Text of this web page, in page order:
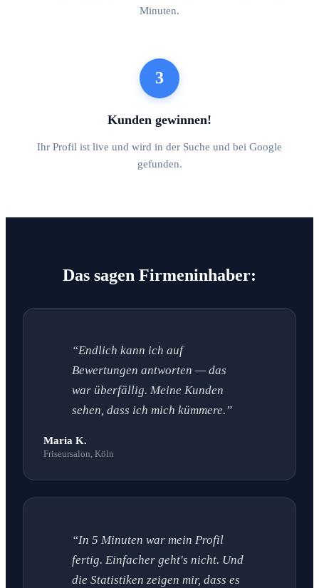
Minuten.
3
Kunden gewinnen!
Ihr Profil ist live und wird in der Suche und bei Google
gefunden.
Das sagen Firmeninhaber:
“Endlich kann ich auf
Bewertungen antworten — das
war überfällig. Meine Kunden
sehen, dass ich mich kümmere.”
Maria K.
Friseursalon, Köln
“In 5 Minuten war mein Profil
fertig. Einfacher geht's nicht. Und
die Statistiken zeigen mir, dass es